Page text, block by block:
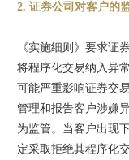
2. 证券公司对客户的
《实施细则》要求证
将程序化交易纳入异
可能严重影响证券交
管理和报告客户涉嫌
为监管。当客户出现
定采取拒绝其程序化